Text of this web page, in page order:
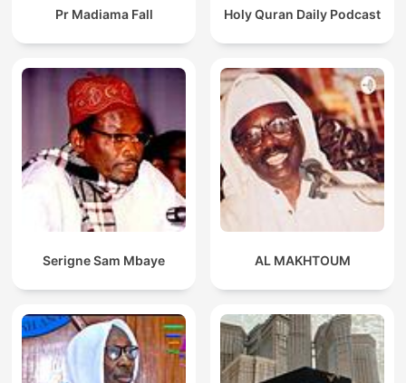
Pr Madiama Fall Holy Quran Daily Podcast
Serigne Sam Mbaye AL MAKHTOUM